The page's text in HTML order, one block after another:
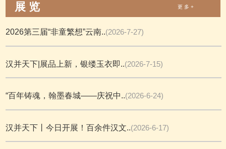
展 览 更 多 +
2026第三届“非童繁想”云南..(2026-7-27)
汉并天下|展品上新，银缕玉衣即..(2026-7-15)
“百年铸魂，翰墨春城——庆祝中..(2026-6-24)
汉并天下丨今日开展！百余件汉文..(2026-6-17)